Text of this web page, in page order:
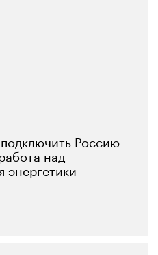
Россию
над
энергетики